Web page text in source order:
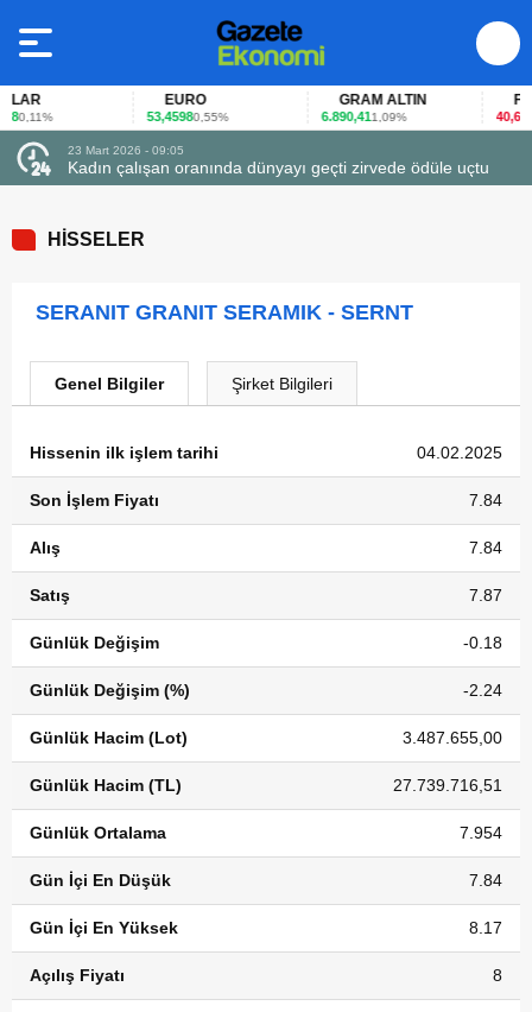
0,11%
EURO
53,45980,55%
GRAM ALTIN
6.890,411,09%
FAİZ
40,65-
23 Mart 2026 - 09:05
Kadın çalışan oranında dünyayı geçti zirvede ödüle uçtu
HİSSELER
SERANIT GRANIT SERAMIK - SERNT
Genel Bilgiler Şirket Bilgileri
Hissenin ilk işlem tarihi 04.02.2025
Son İşlem Fiyatı 7.84
Alış 7.84
Satış 7.87
Günlük Değişim -0.18
Günlük Değişim (%) -2.24
Günlük Hacim (Lot) 3.487.655,00
Günlük Hacim (TL) 27.739.716,51
Günlük Ortalama 7.954
Gün İçi En Düşük 7.84
Gün İçi En Yüksek 8.17
Açılış Fiyatı 8